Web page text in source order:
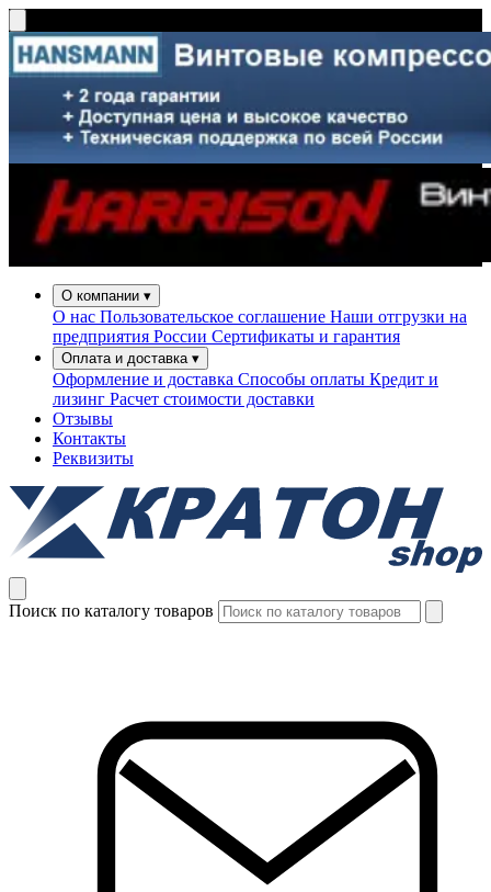
О компании ▾
О нас Пользовательское соглашение Наши отгрузки на
предприятия России Сертификаты и гарантия
Оплата и доставка ▾
Оформление и доставка Способы оплаты Кредит и
лизинг Расчет стоимости доставки
Отзывы
Контакты
Реквизиты
Поиск по каталогу товаров